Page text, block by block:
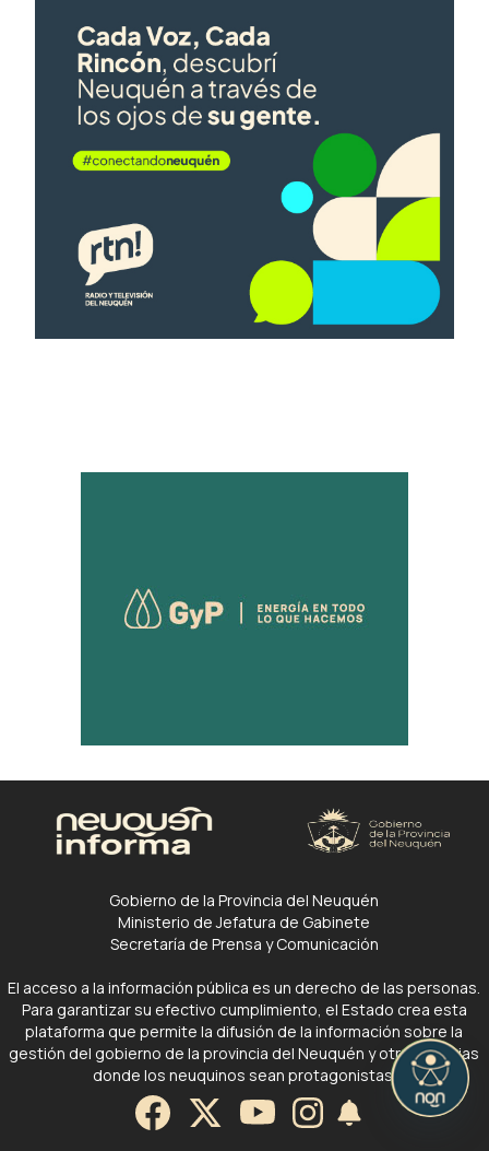
Gobierno de la Provincia del Neuquén
Ministerio de Jefatura de Gabinete
Secretaría de Prensa y Comunicación
El acceso a la información pública es un derecho de las personas.
Para garantizar su efectivo cumplimiento, el Estado crea esta
plataforma que permite la difusión de la información sobre la
gestión del gobierno de la provincia del Neuquén y otras noticias
donde los neuquinos sean protagonistas.